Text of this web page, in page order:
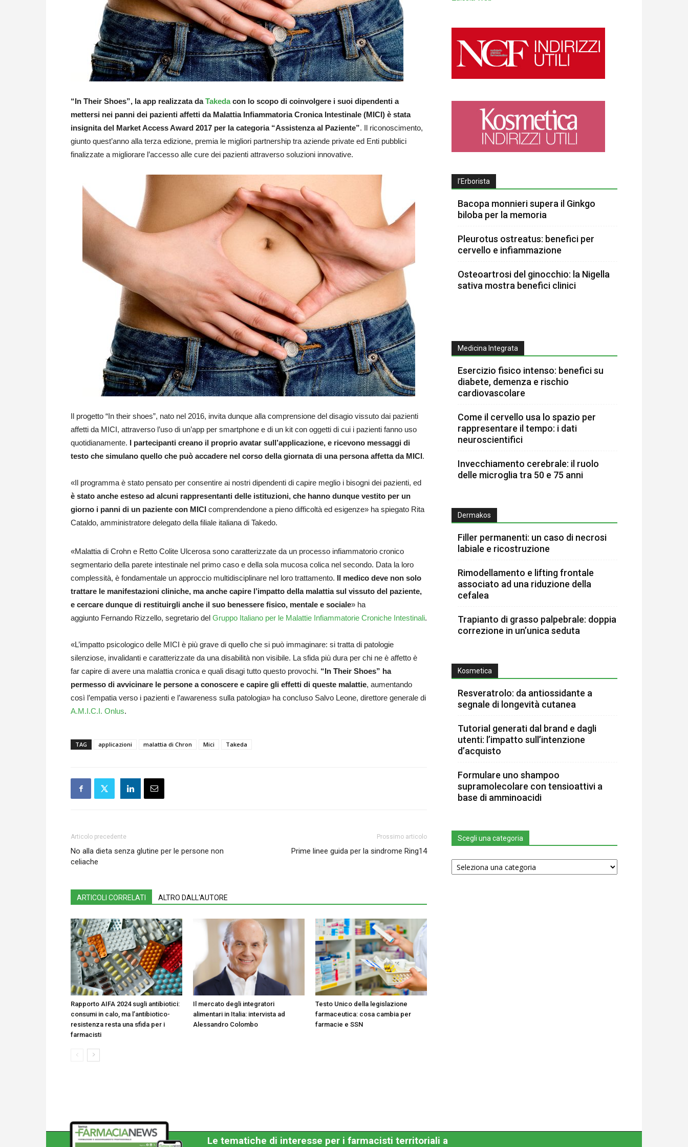
“In Their Shoes”, la app realizzata daTakedacon lo scopo di coinvolgere i suoi dipendenti a
mettersi nei panni dei pazienti affetti da Malattia Infiammatoria Cronica Intestinale (MICI) è stata
insignita del Market Access Award 2017 per la categoria “Assistenza al Paziente”. Il riconoscimento,
giunto quest’anno alla terza edizione, premia le migliori partnership tra aziende private ed Enti pubblici
finalizzate a migliorare l’accesso alle cure dei pazienti attraverso soluzioni innovative.
Il progetto “In their shoes”, nato nel 2016, invita dunque alla comprensione del disagio vissuto dai pazienti
affetti da MICI, attraverso l’uso di un’app per smartphone e di un kit con oggetti di cui i pazienti fanno uso
quotidianamente. I partecipanti creano il proprio avatar sull’applicazione, e ricevono messaggi di
testo che simulano quello che può accadere nel corso della giornata di una persona affetta da MICI.
«Il programma è stato pensato per consentire ai nostri dipendenti di capire meglio i bisogni dei pazienti, ed
è stato anche esteso ad alcuni rappresentanti delle istituzioni, che hanno dunque vestito per un
giorno i panni di un paziente con MICI comprendendone a pieno difficoltà ed esigenze» ha spiegato Rita
Cataldo, amministratore delegato della filiale italiana di Takedo.
«Malattia di Crohn e Retto Colite Ulcerosa sono caratterizzate da un processo infiammatorio cronico
segmentario della parete intestinale nel primo caso e della sola mucosa colica nel secondo. Data la loro
complessità, è fondamentale un approccio multidisciplinare nel loro trattamento. Il medico deve non solo
trattare le manifestazioni cliniche, ma anche capire l’impatto della malattia sul vissuto del paziente,
e cercare dunque di restituirgli anche il suo benessere fisico, mentale e sociale» ha
aggiunto Fernando Rizzello, segretario del Gruppo Italiano per le Malattie Infiammatorie Croniche Intestinali.
«L’impatto psicologico delle MICI è più grave di quello che si può immaginare: si tratta di patologie
silenziose, invalidanti e caratterizzate da una disabilità non visibile. La sfida più dura per chi ne è affetto è
far capire di avere una malattia cronica e quali disagi tutto questo provochi. “In Their Shoes” ha
permesso di avvicinare le persone a conoscere e capire gli effetti di queste malattie, aumentando
così l’empatia verso i pazienti e l’awareness sulla patologia» ha concluso Salvo Leone, direttore generale di
A.M.I.C.I. Onlus.
TAG applicazioni malattia di Chron Mici Takeda
Articolo precedente
No alla dieta senza glutine per le persone non
celiache
Prossimo articolo
Prime linee guida per la sindrome Ring14
ARTICOLI CORRELATI ALTRO DALL'AUTORE
Rapporto AIFA 2024 sugli antibiotici:
consumi in calo, ma l’antibiotico-
resistenza resta una sfida per i
farmacisti
Il mercato degli integratori
alimentari in Italia: intervista ad
Alessandro Colombo
Testo Unico della legislazione
farmaceutica: cosa cambia per
farmacie e SSN
l’Erborista
Bacopa monnieri supera il Ginkgo
biloba per la memoria
Pleurotus ostreatus: benefici per
cervello e infiammazione
Osteoartrosi del ginocchio: la Nigella
sativa mostra benefici clinici
Medicina Integrata
Esercizio fisico intenso: benefici su
diabete, demenza e rischio
cardiovascolare
Come il cervello usa lo spazio per
rappresentare il tempo: i dati
neuroscientifici
Invecchiamento cerebrale: il ruolo
delle microglia tra 50 e 75 anni
Dermakos
Filler permanenti: un caso di necrosi
labiale e ricostruzione
Rimodellamento e lifting frontale
associato ad una riduzione della
cefalea
Trapianto di grasso palpebrale: doppia
correzione in un’unica seduta
Kosmetica
Resveratrolo: da antiossidante a
segnale di longevità cutanea
Tutorial generati dal brand e dagli
utenti: l’impatto sull’intenzione
d’acquisto
Formulare uno shampoo
supramolecolare con tensioattivi a
base di amminoacidi
Scegli una categoria
Scegli
una
Le tematiche di interesse per i farmacisti territoriali a